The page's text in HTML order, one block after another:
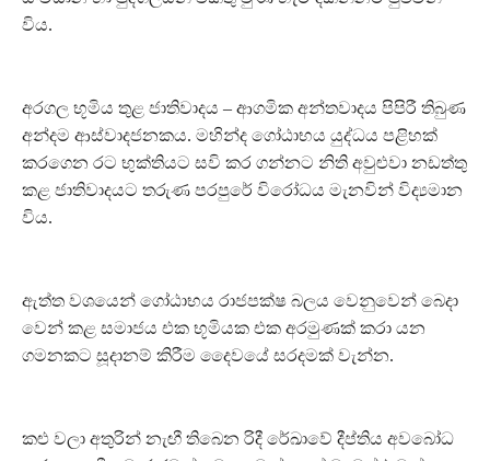
විය.
අරගල භූමිය තුළ ජාතිවාදය – ආගමික අන්තවාදය පිපිරී තිබුණ
අන්දම ආස්වාදජනකය. මහින්ද ගෝඨාභය යුද්ධය පළිහක්
කරගෙන රට භුක්තියට සවි කර ගන්නට නිති අවුළුවා නඩත්තු
කළ ජාතිවාදයට තරුණ පරපුරේ විරෝධය මැනවින් විද්‍යමාන
විය.
ඇත්ත වශයෙන් ගෝඨාභය රාජපක්ෂ බලය වෙනුවෙන් බෙදා
වෙන් කළ සමාජය එක භූමියක එක අරමුණක් කරා යන
ගමනකට සූදානම් කිරීම දෛවයේ සරදමක් වැන්න.
කළු වලා අතුරින් නැඟී තිබෙන රිදී රේඛාවේ දීප්තිය අවබෝධ